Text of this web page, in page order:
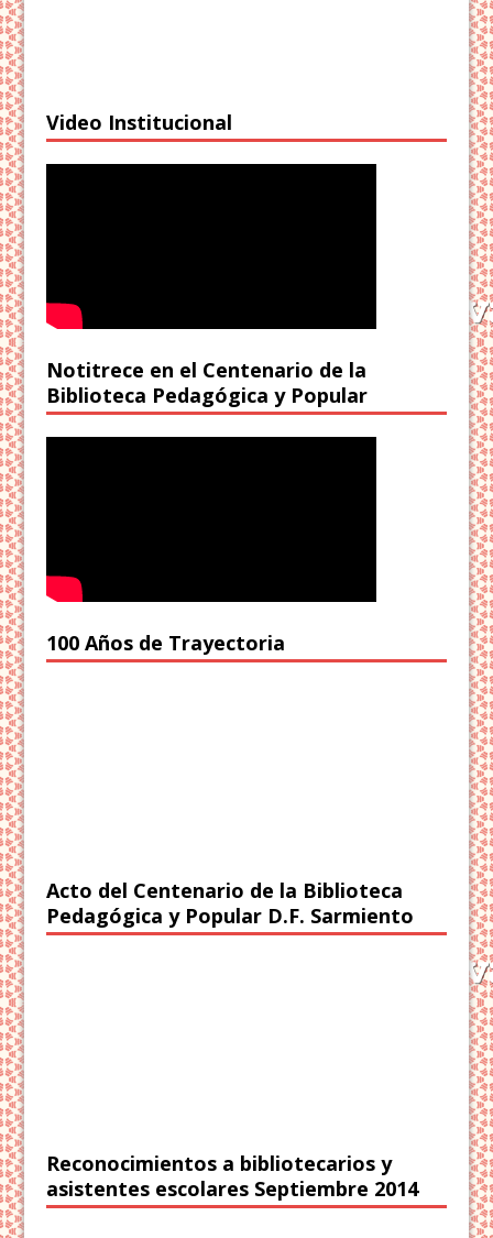
Video Institucional
Notitrece en el Centenario de la
Biblioteca Pedagógica y Popular
100 Años de Trayectoria
Acto del Centenario de la Biblioteca
Pedagógica y Popular D.F. Sarmiento
Reconocimientos a bibliotecarios y
asistentes escolares Septiembre 2014